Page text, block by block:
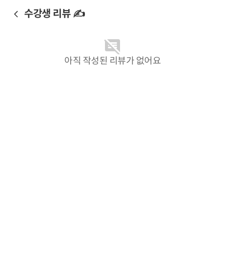
수강생 리뷰 ✍️
아직 작성된 리뷰가 없어요